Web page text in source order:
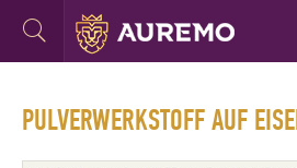
PULVERWERKSTOFF​ AUF